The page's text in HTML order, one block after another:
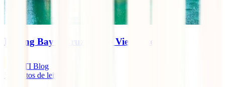
Halong Bay – Cruzeiro no Vietname
IATI Blog
minutos de leitura